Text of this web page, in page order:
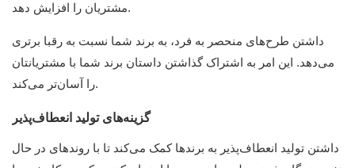
مشتریان را افزایش دهد.
داشتن طرح‌های منحصر به فرد، به برند شما نسبت به رقبا برتری
می‌دهد. این امر به اشتراک گذاشتن داستان برند شما با مشتریانتان
را آسان‌تر می‌کند.
گزینه‌های تولید انعطاف‌پذیر
داشتن تولید انعطاف‌پذیر به برندها کمک می‌کند تا با روندهای در حال